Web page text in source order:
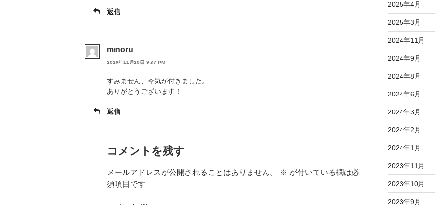
返信
minoru
2020年11月20日 9:37 PM
すみません、今気が付きました。
ありがとうございます！
返信
コメントを残す
メールアドレスが公開されることはありません。 ※ が付いている欄は必
須項目です
2025年4月
2025年3月
2024年11月
2024年9月
2024年8月
2024年6月
2024年3月
2024年2月
2024年1月
2023年11月
2023年10月
2023年9月